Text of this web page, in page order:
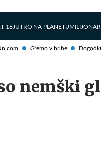
Gremo v hribe Dogodki
18JUTRO NA PLANETUMILIJONAR
nemški